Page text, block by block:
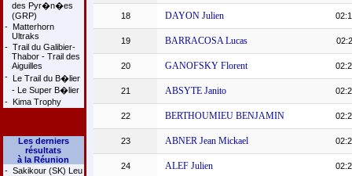
des Pyr�n�es
(GRP)
- Matterhorn
Ultraks
- Trail du Galibier-
Thabor - Trail des
Aiguilles
- Le Trail du B�lier
- Le Super B�lier
- Kima Trophy
Les derniers
résultats
à la Réunion
- Sakikour (SK) Leu
18 DAYON Julien
19 BARRACOSA Lucas
20 GANOFSKY Florent
21 ABSYTE Janito
22 BERTHOUMIEU BENJAMIN
23 ABNER Jean Mickael
24 ALEF Julien